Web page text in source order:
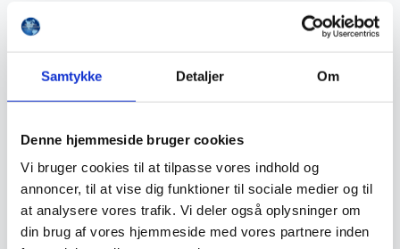
Samtykke Detaljer Om
Denne hjemmeside bruger cookies
Vi bruger cookies til at tilpasse vores indhold og
annoncer, til at vise dig funktioner til sociale medier og til
at analysere vores trafik. Vi deler også oplysninger om
din brug af vores hjemmeside med vores partnere inden
Opsamlere
Teleskopværktøj
Beskyttelsesdragter
Faldsikring
Hovedværn
Høreværn
Skæreudstyr
Øjenværn
Åndedrætsværn